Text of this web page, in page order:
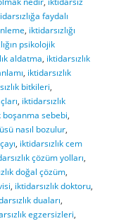
faydalı
, iktidarsızlığı
psikolojik
aldatma, iktidarsızlık
, iktidarsızlık
bitkileri,
, iktidarsızlık
boşanma sebebi,
nasıl bozulur,
, iktidarsızlık cem
çözüm yolları,
doğal çözüm,
, iktidarsızlık doktoru,
duaları,
egzersizleri,